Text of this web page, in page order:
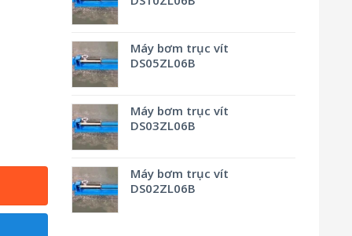
Máy bơm trục vít
DS05ZL06B
Máy bơm trục vít
DS03ZL06B
Máy bơm trục vít
DS02ZL06B